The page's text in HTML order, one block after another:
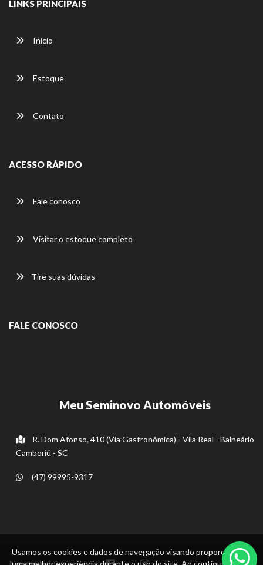
Usamos os cookies e dados de navegação visando proporcionar
LINKS PRINCIPAIS
Início
Estoque
Contato
ACESSO RÁPIDO
Fale conosco
Visitar o estoque completo
Tire suas dúvidas
FALE CONOSCO
Meu Seminovo Automóveis
R. Dom Afonso, 410 (Via Gastronômica) - Vila Real - Balneário
Camboriú - SC
(47) 99995-9317